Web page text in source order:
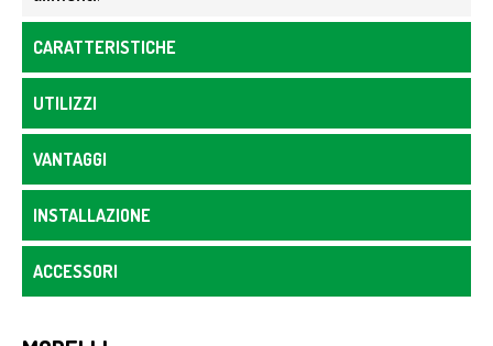
CARATTERISTICHE
UTILIZZI
VANTAGGI
INSTALLAZIONE
ACCESSORI